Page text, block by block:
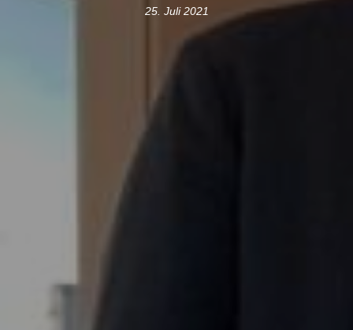
25. Juli 2021